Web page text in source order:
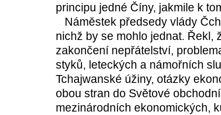
principu jedné Číny, jakmile k
Náměstek předsedy vlády
nichž by se mohlo jednat. Řekl,
zakončení nepřátelství,
styků, leteckých a námořních
Tchajwanské úžiny, otázky
obou stran do Světové
mezinárodních ekonomických,